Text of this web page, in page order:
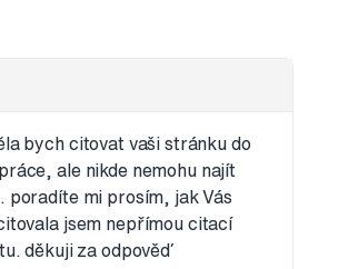
bych citovat vaši stránku do
ale nikde nemohu najít
poradíte mi prosím, jak Vás
jsem nepřímou citací
děkuji za odpověď